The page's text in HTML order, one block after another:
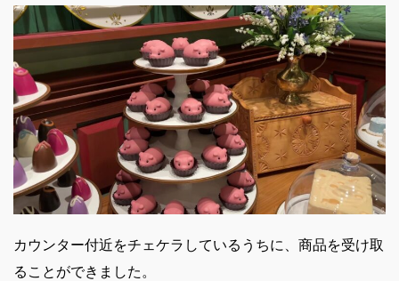
カウンター付近をチェケラしているうちに、商品を受け取
ることができました。